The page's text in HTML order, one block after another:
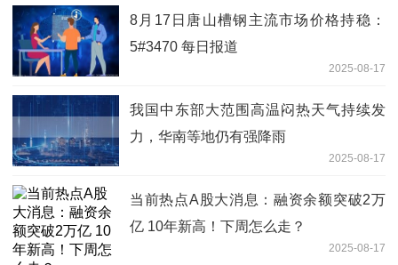
8月17日唐山槽钢主流市场价格持稳：
5#3470 每日报道
2025-08-17
我国中东部大范围高温闷热天气持续发
力，华南等地仍有强降雨
2025-08-17
当前热点A股大消息：融资余额突破2万
亿 10年新高！下周怎么走？
2025-08-17